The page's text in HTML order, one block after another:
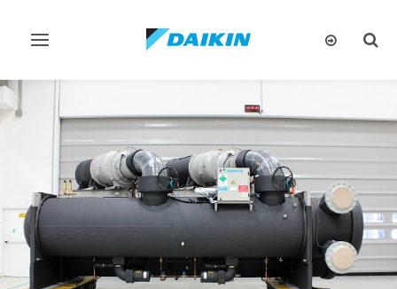
تبديل
تبديل